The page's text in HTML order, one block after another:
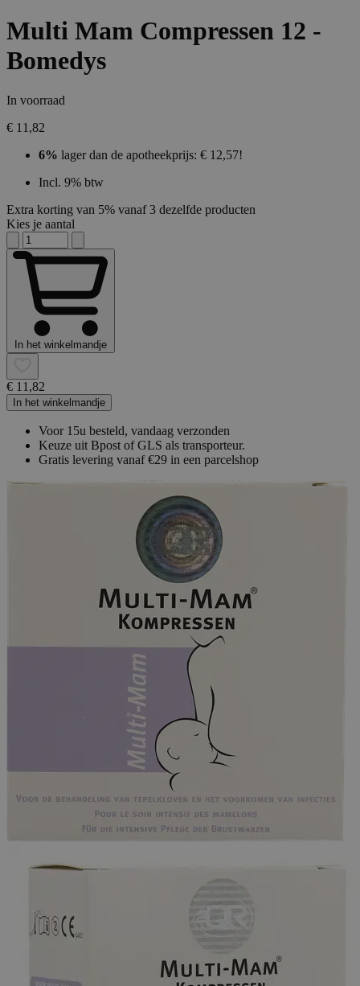
Multi Mam Compressen 12 -
Bomedys
In voorraad
€ 11,82
6% lager dan de apotheekprijs: € 12,57!
Incl. 9% btw
Extra korting van 5% vanaf 3 dezelfde producten
Kies je aantal
In het winkelmandje
€ 11,82
In het winkelmandje
Voor 15u besteld, vandaag verzonden
Keuze uit Bpost of GLS als transporteur.
Gratis levering vanaf €29 in een parcelshop